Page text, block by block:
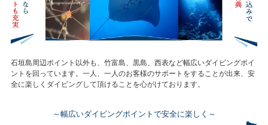
石垣島周辺ポイント以外も、竹富島、黒島、西表など幅広いダイビングポイ
ントを回っています。 一人、一人のお客様のサポートをすることが出来、安
全に楽しくダイビングして頂けることを心がけております。
～幅広いダイビングポイントで安全に楽しく～